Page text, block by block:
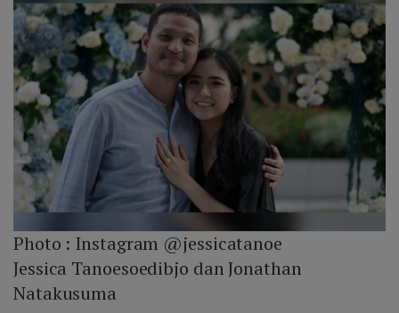
Photo : Instagram @jessicatanoe
Jessica Tanoesoedibjo dan Jonathan
Natakusuma